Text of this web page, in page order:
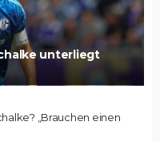
unterliegt
„Brauchen einen